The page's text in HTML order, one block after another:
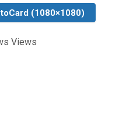
(1080×1080)
Views